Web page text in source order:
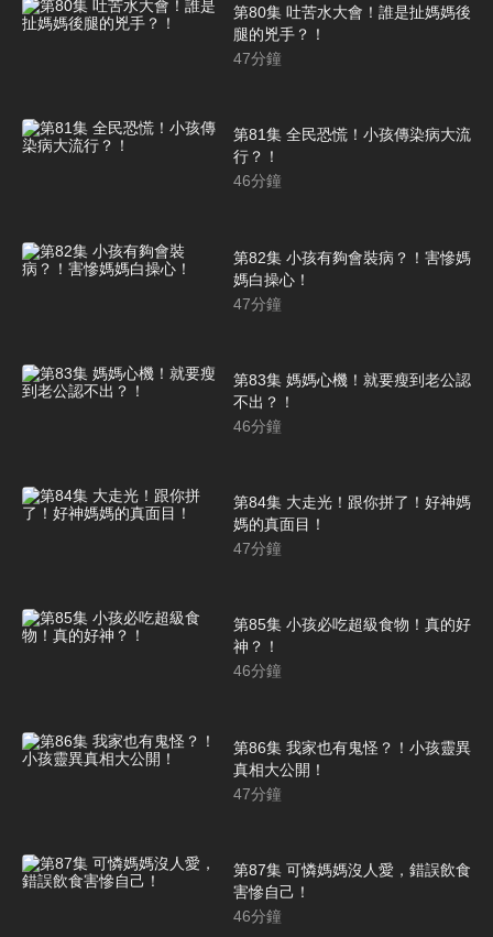
第80集 吐苦水大會！誰是扯媽媽後
腿的兇手？！
47分鐘
第81集 全民恐慌！小孩傳染病大流
行？！
46分鐘
第82集 小孩有夠會裝病？！害慘媽
媽白操心！
47分鐘
第83集 媽媽心機！就要瘦到老公認
不出？！
46分鐘
第84集 大走光！跟你拼了！好神媽
媽的真面目！
47分鐘
第85集 小孩必吃超級食物！真的好
神？！
46分鐘
第86集 我家也有鬼怪？！小孩靈異
真相大公開！
47分鐘
第87集 可憐媽媽沒人愛，錯誤飲食
害慘自己！
46分鐘